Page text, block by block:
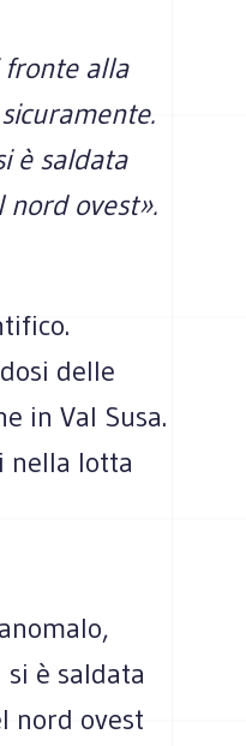
fronte alla
è saldata
ovest».
delle
in Val Susa.
nella lotta
è saldata
nord ovest